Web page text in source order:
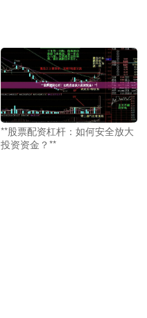
**股票配资杠杆：如何安全放大
投资资金？**